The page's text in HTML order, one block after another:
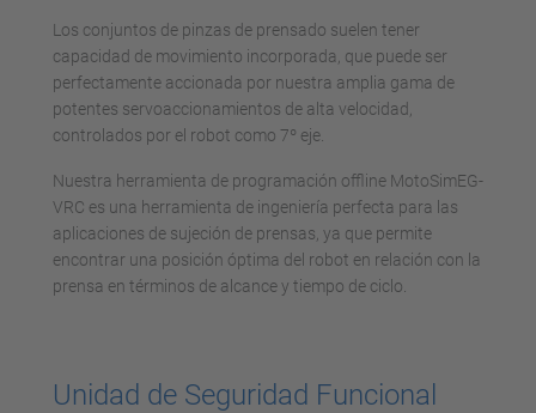
Los conjuntos de pinzas de prensado suelen tener
capacidad de movimiento incorporada, que puede ser
perfectamente accionada por nuestra amplia gama de
potentes servoaccionamientos de alta velocidad,
controlados por el robot como 7º eje.
Nuestra herramienta de programación offline MotoSimEG-
VRC es una herramienta de ingeniería perfecta para las
aplicaciones de sujeción de prensas, ya que permite
encontrar una posición óptima del robot en relación con la
prensa en términos de alcance y tiempo de ciclo.
Unidad de Seguridad Funcional